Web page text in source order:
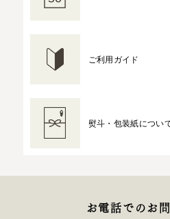
ご利用ガイド
熨斗・包装紙につい
お電話でのお